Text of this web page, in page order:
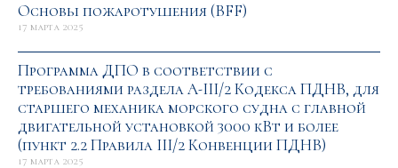
Основы пожаротушения (BFF)
17 марта 2025
Программа ДПО в соответствии с
требованиями раздела А-III/2 Кодекса ПДНВ, для
старшего механика морского судна с главной
двигательной установкой 3000 кВт и более
(пункт 2.2 Правила III/2 Конвенции ПДНВ)
17 марта 2025